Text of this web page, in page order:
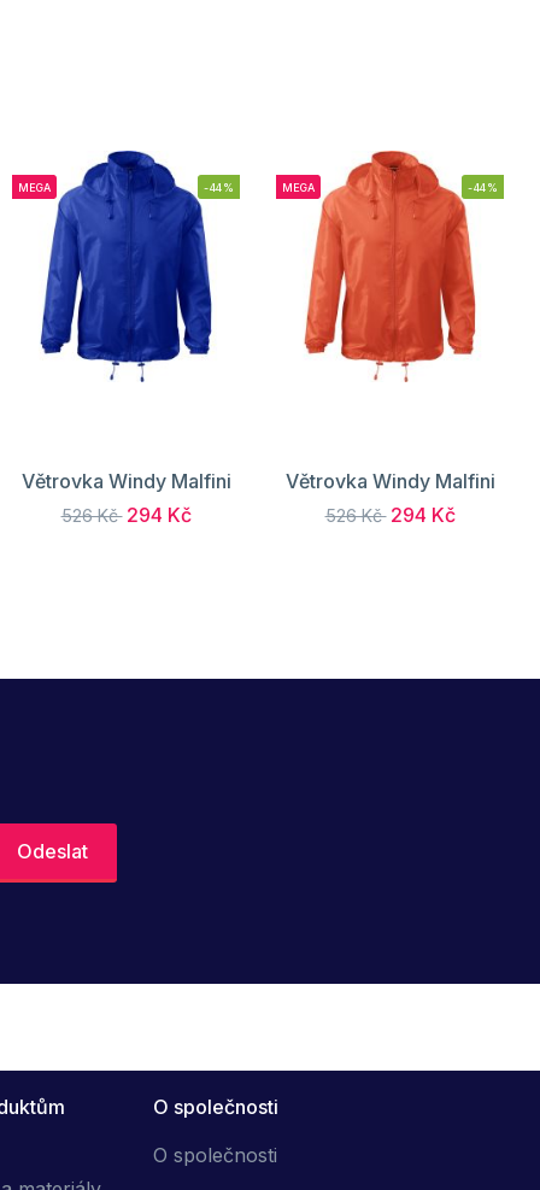
MEGA -44%
Větrovka Windy Malfini
526 Kč 294 Kč
MEGA -44%
Větrovka Windy Malfini
526 Kč 294 Kč
O společnosti
O společnosti